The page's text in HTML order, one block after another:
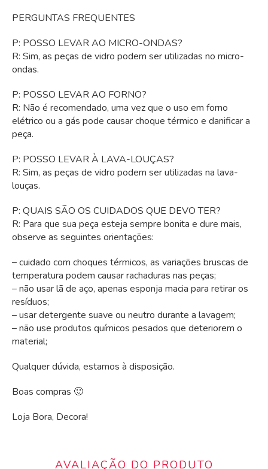
PERGUNTAS FREQUENTES
P: POSSO LEVAR AO MICRO-ONDAS?
R: Sim, as peças de vidro podem ser utilizadas no micro-
ondas.
P: POSSO LEVAR AO FORNO?
R: Não é recomendado, uma vez que o uso em forno
elétrico ou a gás pode causar choque térmico e danificar a
peça.
P: POSSO LEVAR À LAVA-LOUÇAS?
R: Sim, as peças de vidro podem ser utilizadas na lava-
louças.
P: QUAIS SÃO OS CUIDADOS QUE DEVO TER?
R: Para que sua peça esteja sempre bonita e dure mais,
observe as seguintes orientações:
– cuidado com choques térmicos, as variações bruscas de
temperatura podem causar rachaduras nas peças;
– não usar lã de aço, apenas esponja macia para retirar os
resíduos;
– usar detergente suave ou neutro durante a lavagem;
– não use produtos químicos pesados que deteriorem o
material;
Qualquer dúvida, estamos à disposição.
Boas compras 🙂
Loja Bora, Decora!
AVALIAÇÃO DO PRODUTO